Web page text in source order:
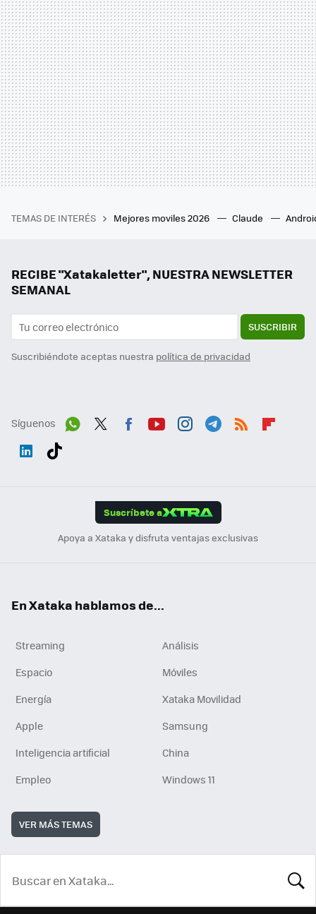
TEMAS DE INTERÉS Mejores moviles 2026 Claude
RECIBE "Xatakaletter", NUESTRA NEWSLETTER
SEMANAL
SUSCRIBIR
Suscribiéndote aceptas nuestra política de privacidad
Síguenos
Suscríbete a
Apoya a Xataka y disfruta ventajas exclusivas
En Xataka hablamos de...
Streaming
Análisis
Espacio
Móviles
Energía
Xataka Movilidad
Apple
Samsung
Inteligencia artificial
China
Empleo
Windows 11
VER MÁS TEMAS